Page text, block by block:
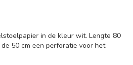
in de kleur wit. Lengte 80
50 cm een perforatie voor het